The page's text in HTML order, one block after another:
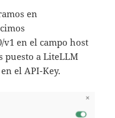
en
en el campo host
puesto a LiteLLM
el API-Key.